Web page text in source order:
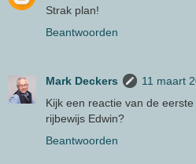
Strak plan!
Beantwoorden
Mark Deckers
11 maart
Kijk een reactie van de
rijbewijs Edwin?
Beantwoorden